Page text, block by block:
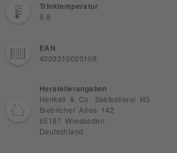
Trinktemperatur
6-8
EAN
4003310020108
Herstellerangaben
Henkell & Co. Sektkellerei KG
Biebricher Allee 142
65187 Wiesbaden
Deutschland